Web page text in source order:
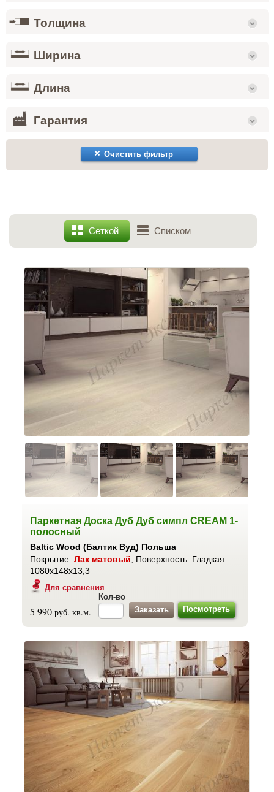
Толщина
Ширина
Длина
Гарантия
Очистить фильтр
Сеткой Списком
Паркетная Доска Дуб Дуб симпл CREAM 1-
полосный
Baltic Wood (Балтик Вуд) Польша
Покрытие: Лак матовый , Поверхность: Гладкая
1080x148x13,3
Для сравнения
5 990 руб. кв.м.
Кол-во
Посмотреть